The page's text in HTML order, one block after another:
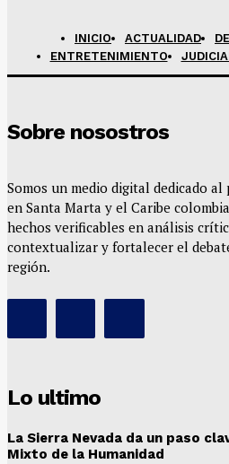
INICIO ACTUALIDAD
ENTRETENIMIENTO
Sobre nosostros
Somos un medio digital dedicado
en Santa Marta y el Caribe
hechos verificables en análisis
contextualizar y fortalecer el
región.
Lo ultimo
La Sierra Nevada da un paso
Mixto de la Humanidad